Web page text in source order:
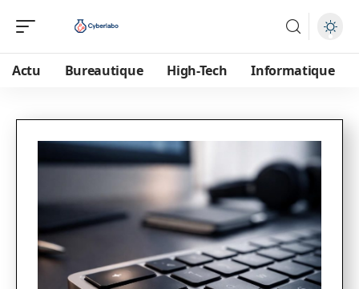
Actu Bureautique High-Tech Informatique